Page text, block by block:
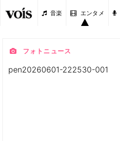
音楽 エンタメ
フォトニュース
pen20260601-222530-001